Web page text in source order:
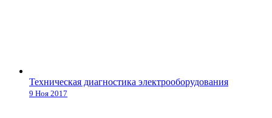
Техническая диагностика электрооборудования
9 Ноя 2017